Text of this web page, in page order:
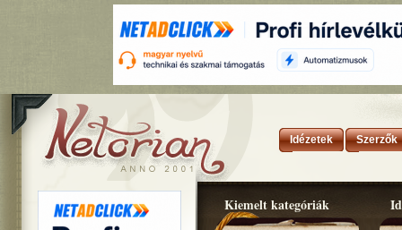
Idézetek Szerzők
Kiemelt kategóriák